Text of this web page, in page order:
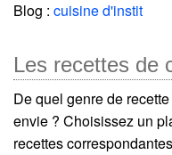
Blog : cuisine d'instit
Les recettes de
De quel genre de
envie ? Choisissez un
recettes